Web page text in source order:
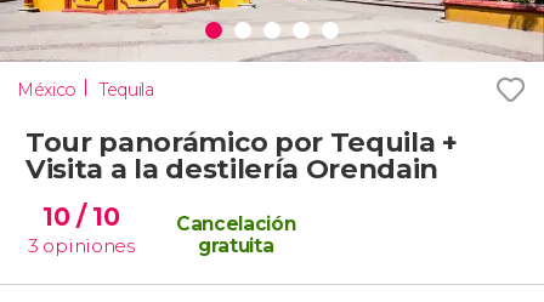
México Tequila
Tour panorámico por Tequila +
Visita a la destilería Orendain
10 / 10
3 opiniones
Cancelación
gratuita